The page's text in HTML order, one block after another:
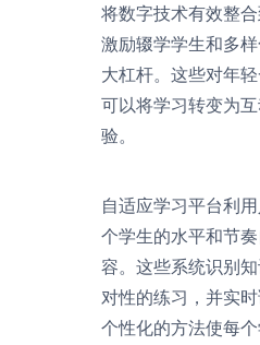
将数字技术有效整
激励辍学学生和多
大杠杆。这些对年
可以将学习转变为
验。
自适应学习平台利
个学生的水平和节
容。这些系统识别
对性的练习，并实
个性化的方法使每